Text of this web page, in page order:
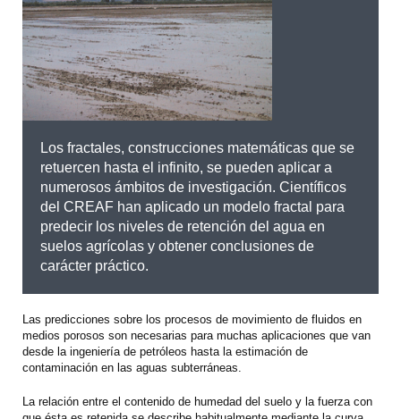
BUSCAR
Los fractales, construcciones matemáticas que se
retuercen hasta el infinito, se pueden aplicar a
numerosos ámbitos de investigación. Científicos
del CREAF han aplicado un modelo fractal para
predecir los niveles de retención del agua en
suelos agrícolas y obtener conclusiones de
carácter práctico.
Las predicciones sobre los procesos de movimiento de fluidos en
medios porosos son necesarias para muchas aplicaciones que van
desde la ingeniería de petróleos hasta la estimación de
contaminación en las aguas subterráneas.
La relación entre el contenido de humedad del suelo y la fuerza con